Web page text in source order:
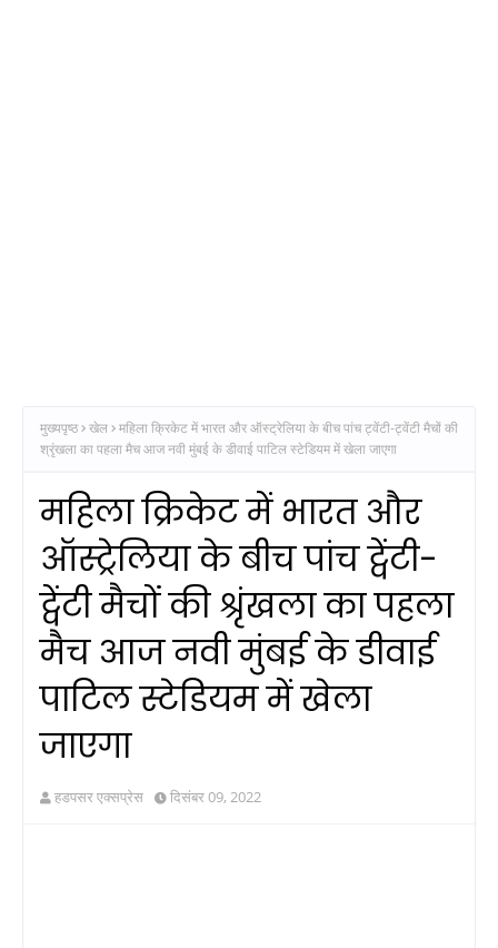
मुख्यपृष्ठ खेल महिला क्रिकेट में भारत और ऑस्ट्रेलिया के बीच पांच ट्वेंटी-ट्वेंटी मैचों की
श्रृंखला का पहला मैच आज नवी मुंबई के डीवाई पाटिल स्टेडियम में खेला जाएगा
महिला क्रिकेट में भारत और
ऑस्ट्रेलिया के बीच पांच ट्वेंटी-
ट्वेंटी मैचों की श्रृंखला का पहला
मैच आज नवी मुंबई के डीवाई
पाटिल स्टेडियम में खेला
जाएगा
हडपसर एक्सप्रेस दिसंबर 09, 2022